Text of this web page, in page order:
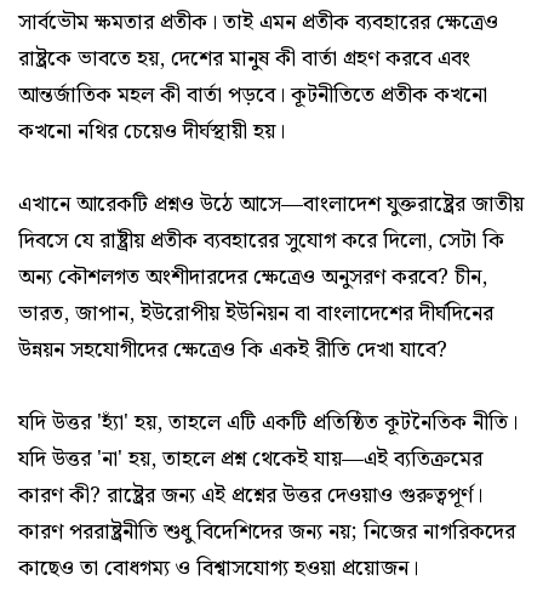
সার্বভৌম ক্ষমতার প্রতীক। তাই এমন প্রতীক ব্যবহারের ক্ষেত্রেও
রাষ্ট্রকে ভাবতে হয়, দেশের মানুষ কী বার্তা গ্রহণ করবে এবং
আন্তর্জাতিক মহল কী বার্তা পড়বে। কূটনীতিতে প্রতীক কখনো
কখনো নথির চেয়েও দীর্ঘস্থায়ী হয়।
এখানে আরেকটি প্রশ্নও উঠে আসে—বাংলাদেশ যুক্তরাষ্ট্রের জাতীয়
দিবসে যে রাষ্ট্রীয় প্রতীক ব্যবহারের সুযোগ করে দিলো, সেটা কি
অন্য কৌশলগত অংশীদারদের ক্ষেত্রেও অনুসরণ করবে? চীন,
ভারত, জাপান, ইউরোপীয় ইউনিয়ন বা বাংলাদেশের দীর্ঘদিনের
উন্নয়ন সহযোগীদের ক্ষেত্রেও কি একই রীতি দেখা যাবে?
যদি উত্তর 'হ্যাঁ' হয়, তাহলে এটি একটি প্রতিষ্ঠিত কূটনৈতিক নীতি।
যদি উত্তর 'না' হয়, তাহলে প্রশ্ন থেকেই যায়—এই ব্যতিক্রমের
কারণ কী? রাষ্ট্রের জন্য এই প্রশ্নের উত্তর দেওয়াও গুরুত্বপূর্ণ।
কারণ পররাষ্ট্রনীতি শুধু বিদেশিদের জন্য নয়; নিজের নাগরিকদের
কাছেও তা বোধগম্য ও বিশ্বাসযোগ্য হওয়া প্রয়োজন।